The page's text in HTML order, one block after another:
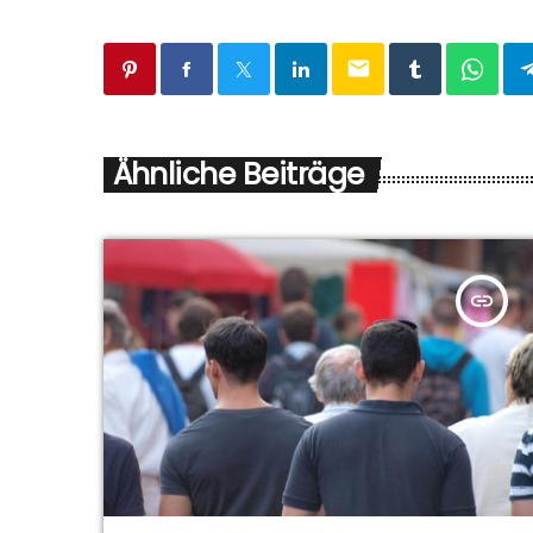
email
Ähnliche Beiträge
insert_link